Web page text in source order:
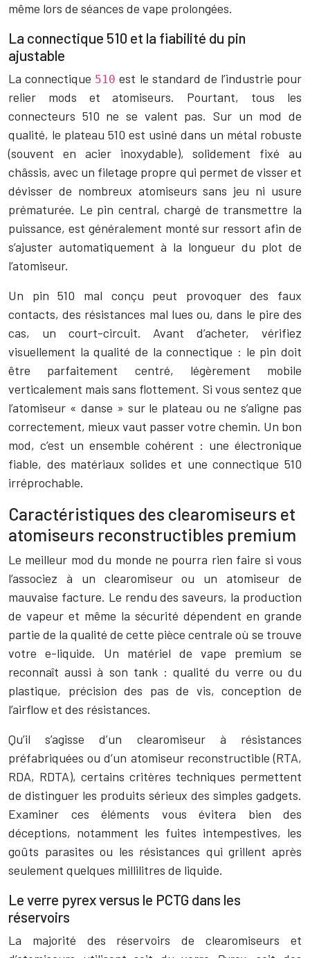
même lors de séances de vape prolongées.
La connectique 510 et la fiabilité du pin
ajustable
La connectique 510 est le standard de l’industrie pour
relier mods et atomiseurs. Pourtant, tous les
connecteurs 510 ne se valent pas. Sur un mod de
qualité, le plateau 510 est usiné dans un métal robuste
(souvent en acier inoxydable), solidement fixé au
châssis, avec un filetage propre qui permet de visser et
dévisser de nombreux atomiseurs sans jeu ni usure
prématurée. Le pin central, chargé de transmettre la
puissance, est généralement monté sur ressort afin de
s’ajuster automatiquement à la longueur du plot de
l’atomiseur.
Un pin 510 mal conçu peut provoquer des faux
contacts, des résistances mal lues ou, dans le pire des
cas, un court-circuit. Avant d’acheter, vérifiez
visuellement la qualité de la connectique : le pin doit
être parfaitement centré, légèrement mobile
verticalement mais sans flottement. Si vous sentez que
l’atomiseur « danse » sur le plateau ou ne s’aligne pas
correctement, mieux vaut passer votre chemin. Un bon
mod, c’est un ensemble cohérent : une électronique
fiable, des matériaux solides et une connectique 510
irréprochable.
Caractéristiques des clearomiseurs et
atomiseurs reconstructibles premium
Le meilleur mod du monde ne pourra rien faire si vous
l’associez à un clearomiseur ou un atomiseur de
mauvaise facture. Le rendu des saveurs, la production
de vapeur et même la sécurité dépendent en grande
partie de la qualité de cette pièce centrale où se trouve
votre e-liquide. Un matériel de vape premium se
reconnaît aussi à son tank : qualité du verre ou du
plastique, précision des pas de vis, conception de
l’airflow et des résistances.
Qu’il s’agisse d’un clearomiseur à résistances
préfabriquées ou d’un atomiseur reconstructible (RTA,
RDA, RDTA), certains critères techniques permettent
de distinguer les produits sérieux des simples gadgets.
Examiner ces éléments vous évitera bien des
déceptions, notamment les fuites intempestives, les
goûts parasites ou les résistances qui grillent après
seulement quelques millilitres de liquide.
Le verre pyrex versus le PCTG dans les
réservoirs
La majorité des réservoirs de clearomiseurs et